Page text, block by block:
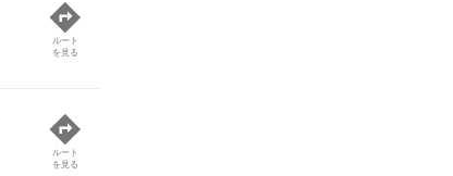
ルート
を見る
ルート
を見る